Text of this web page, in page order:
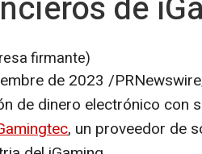
firmante)
de 2023 /
de dinero electrónico con
, un proveedor de